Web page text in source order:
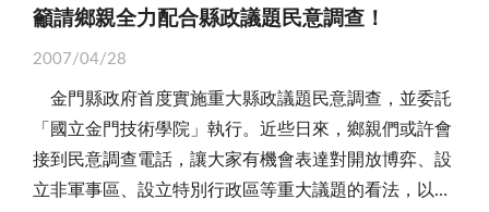
奇蹟。金門或許學不了首爾，卻不能連夢都沒有，何況
家鄉的溪流，實在比首爾的河渺小得太多。 因為，
有溪流，城市才有靈魂；勤勉念舊的家鄉人，不僅不該
去漠視一條溪流、一處溝渠，甚而還應該努力的去重現
記憶裡的浯江溪。或許，我們該重引清淨溪水，恢復河
道明渠，截流所有可能的污染源，逐步的改善水質；岸
合土地使用分區計畫及周邊既有設施妥為規劃，除了考
量戰役史蹟保存、自然資源保育之外，並兼顧地方民眾
粱酒配冬蟹、十二月海岸賞鸕鶿，希望能藉以挑動陸客
「登島探金門」的慾望。而觀諸以上的專題安排，可說
的青睞，則不無討論的空間。 首先，觀光特色的營
造；軍事、生態、高粱酒固為金門獨特的旅遊資源，但
如何深度發掘、妥善運用，卻是學問所在。在此，我們
特提出「全民總動員」的構想。金門觀光之積弊在於參
洲，南接珠江三角洲，西連內陸，涵蓋周邊地區，以獨
試體，其思維、態度，更將直接凸顯台金未來的競爭優
勢。 在此，我們無意爭論「邊境經濟」或「海西經
濟區」的名詞適用，「若順姑情、勢逆嫂意」，我們關
注的是，什麼對金門未來發展有利，又有什麼是我們當
三百八十四例，金門地區通報疑似病例有一○三例，經
必多加小心防範，避免被恙蟲叮咬，以確保身體健康。
之一，除不定期派員巡迴各村里舉辦衛教宣導之外，並
利用發行月刊、季刊、壁報，以及透過各種活動、集會
籲請鄉親全力配合縣政議題民意調查！
2007/04/28
金門縣政府首度實施重大縣政議題民意調查，並委託
「國立金門技術學院」執行。近些日來，鄉親們或許會
接到民意調查電話，讓大家有機會表達對開放博弈、設
立非軍事區、設立特別行政區等重大議題的看法，以做